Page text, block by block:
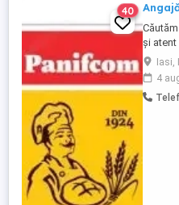
40
și
lucreze
în
cauți
Iasi,
4